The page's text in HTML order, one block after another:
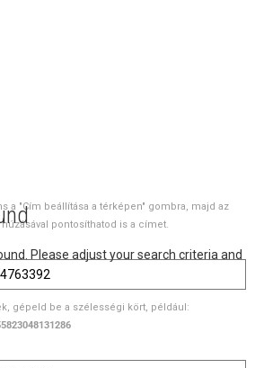
Please adjust your search criteria and
a "Cím beállítása a térképen" gombra, majd az
pontosíthatod is a címet.
gépeld be a szélességi kört, például: